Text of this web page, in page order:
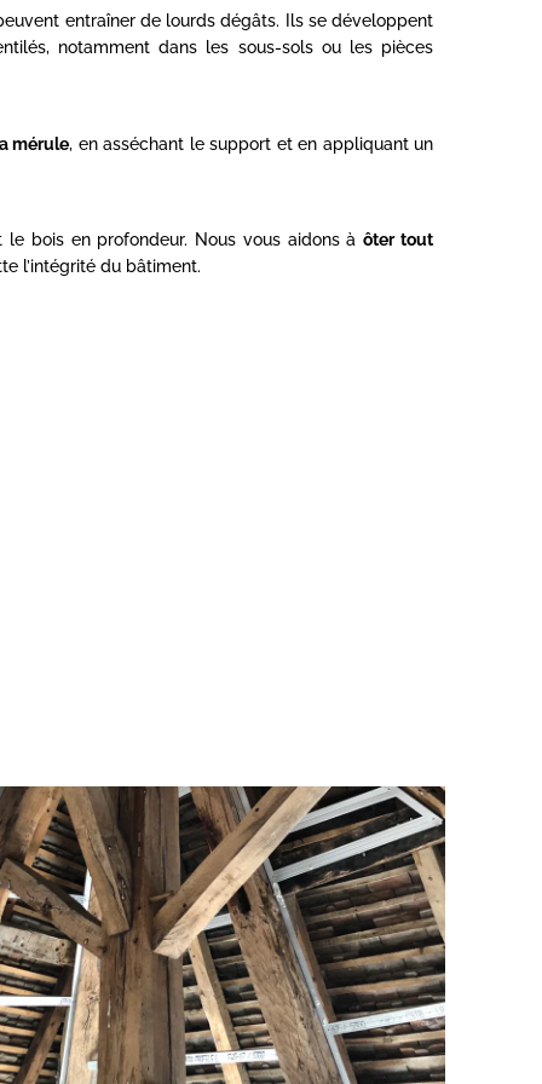
entraîner de lourds dégâts. Ils se développent
notamment dans les sous-sols ou les pièces
mérule, en asséchant le support et en appliquant un
le bois en profondeur. Nous vous aidons àôter tout
l’intégrité du bâtiment.